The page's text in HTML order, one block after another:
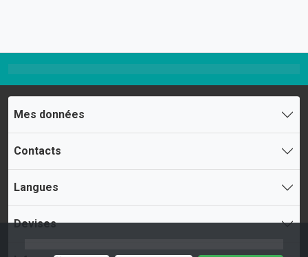
Mes données
Contacts
Langues
Devises